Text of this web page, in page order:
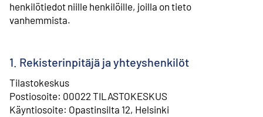
henkilötiedot niille henkilöille, joilla on tieto
vanhemmista.
1. Rekisterinpitäjä ja yhteyshenkilöt
Tilastokeskus
⁠Postiosoite: 00022 TILASTOKESKUS
⁠Käyntiosoite: Opastinsilta 12, Helsinki